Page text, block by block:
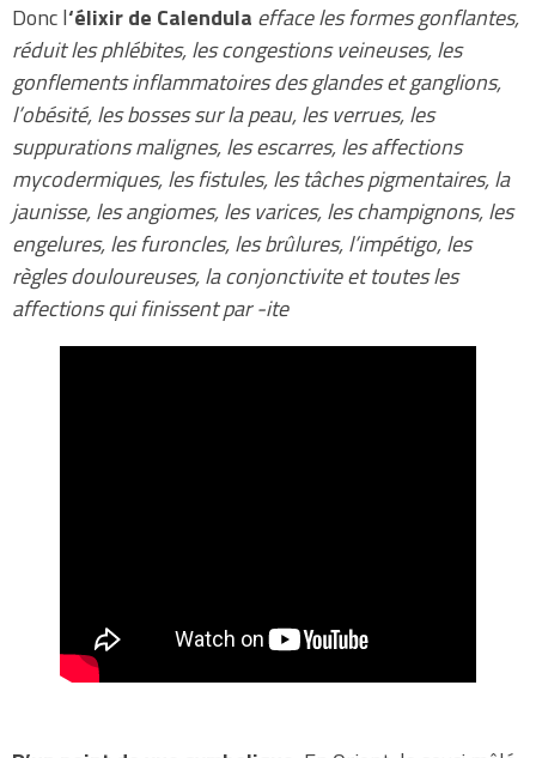
Donc l‘élixir de Calendula efface les formes gonflantes,
réduit les phlébites, les congestions veineuses, les
gonflements inflammatoires des glandes et ganglions,
l’obésité, les bosses sur la peau, les verrues, les
suppurations malignes, les escarres, les affections
mycodermiques, les fistules, les tâches pigmentaires, la
jaunisse, les angiomes, les varices, les champignons, les
engelures, les furoncles, les brûlures, l’impétigo, les
règles douloureuses, la conjonctivite et toutes les
affections qui finissent par -ite